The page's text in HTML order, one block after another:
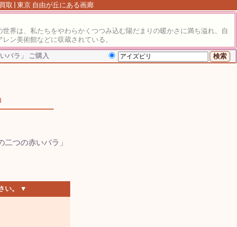
取 | 東京 自由が丘にある画廊
界は、私たちをやわらかくつつみ込む陽だまりの暖かさに満ち溢れ、自
ン美術館などに収蔵されている。
バラ」 ご購入
い。 ▼